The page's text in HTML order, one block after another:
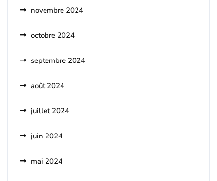
novembre 2024
octobre 2024
septembre 2024
août 2024
juillet 2024
juin 2024
mai 2024